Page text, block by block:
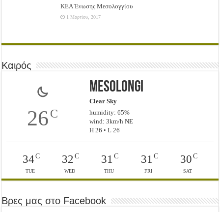
ΚΕΑ Ένωσης Μεσολογγίου
1 Μαρτίου, 2017
Καιρός
26C
Mesolongi
Clear Sky
humidity: 65%
wind: 3km/h NE
H 26 • L 26
34C
TUE
32C
WED
31 C
THU
31 C
FRI
30C
SAT
Βρες μας στο Facebook